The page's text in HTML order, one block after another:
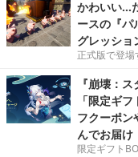
かわいい…
ースの『パ
グレッショ
正式版で登場
『崩壊：
「限定ギ
フクーポン
んでお届け
限定ギフト